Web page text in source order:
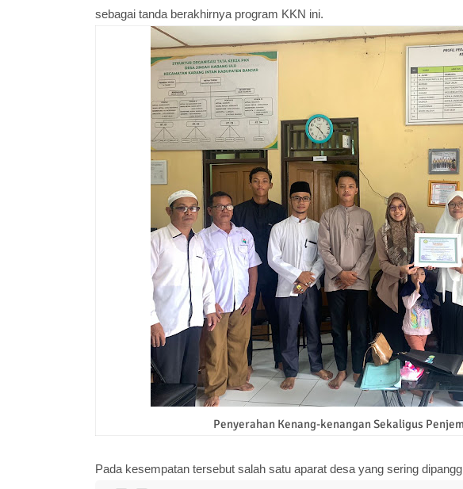
sebagai tanda berakhirnya program KKN ini.
Penyerahan Kenang-kenangan Sekaligus
Pada kesempatan tersebut salah satu aparat desa yang sering